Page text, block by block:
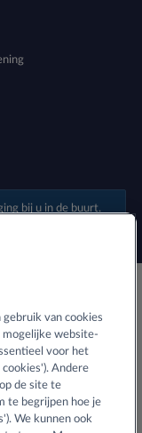
bij u in de buurt.
van cookies
mogelijke website-
voor het
Andere
de site te
te begrijpen hoe je
We kunnen ook